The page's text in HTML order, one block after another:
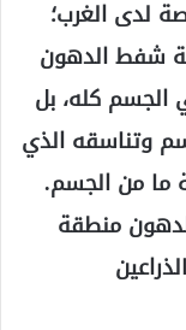
لدى الغرب؛
شفط الدهون
الجسم كله، بل
وتناسقه الذي
ما من الجسم.
منطقة